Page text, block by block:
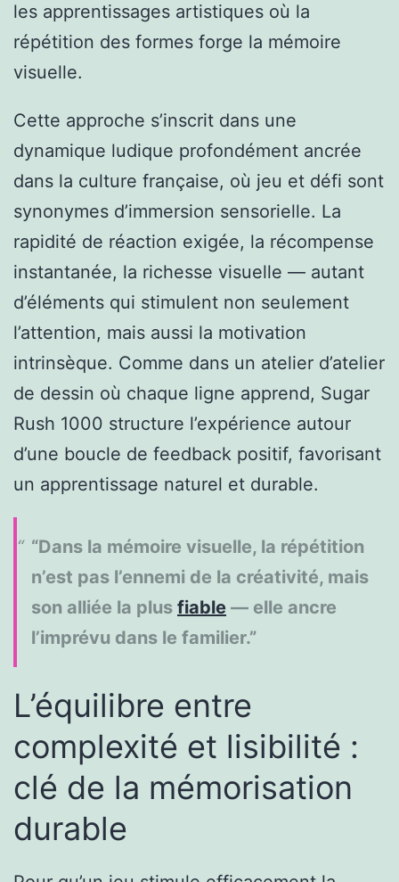
les apprentissages artistiques où la
répétition des formes forge la mémoire
visuelle.
Cette approche s’inscrit dans une
dynamique ludique profondément ancrée
dans la culture française, où jeu et défi sont
synonymes d’immersion sensorielle. La
rapidité de réaction exigée, la récompense
instantanée, la richesse visuelle — autant
d’éléments qui stimulent non seulement
l’attention, mais aussi la motivation
intrinsèque. Comme dans un atelier d’atelier
de dessin où chaque ligne apprend, Sugar
Rush 1000 structure l’expérience autour
d’une boucle de feedback positif, favorisant
un apprentissage naturel et durable.
“Dans la mémoire visuelle, la répétition
n’est pas l’ennemi de la créativité, mais
son alliée la plus fiable — elle ancre
l’imprévu dans le familier.”
L’équilibre entre
complexité et lisibilité :
clé de la mémorisation
durable